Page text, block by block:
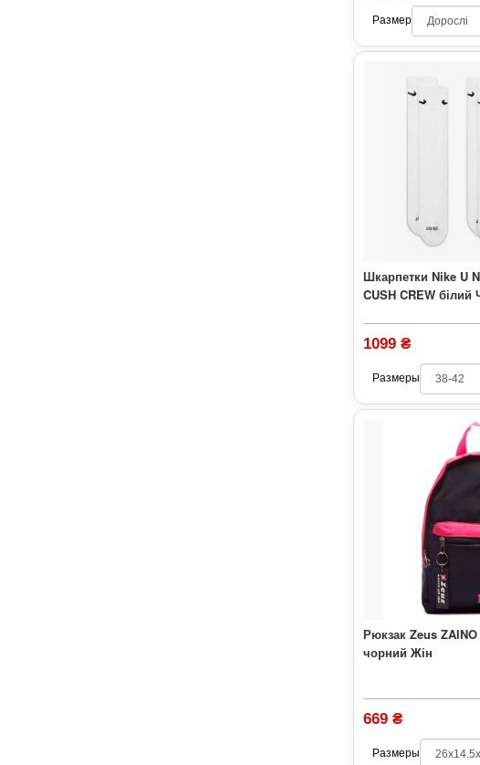
Размер
Шкарпетки Nike U
CUSH CREW білий
1099 ₴
Размеры
Рюкзак Zeus
чорний Жін
669 ₴
Размеры